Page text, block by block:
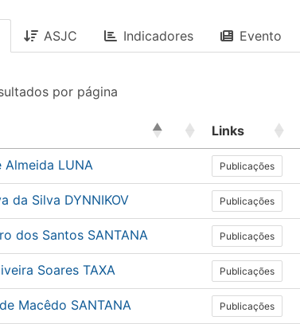
ASJC Indicadores Evento
por página
Links
Almeida LUNA Publicações
da Silva DYNNIKOV Publicações
dos Santos SANTANA Publicações
Soares TAXA Publicações
Macêdo SANTANA Publicações